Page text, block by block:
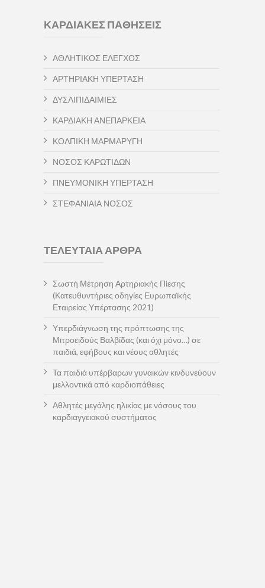
ΚΑΡΔΙΑΚΕΣ ΠΑΘΗΣΕΙΣ
ΑΘΛΗΤΙΚΟΣ ΕΛΕΓΧΟΣ
ΑΡΤΗΡΙΑΚΗ ΥΠΕΡΤΑΣΗ
ΔΥΣΛΙΠΙΔΑΙΜΙΕΣ
ΚΑΡΔΙΑΚΗ ΑΝΕΠΑΡΚΕΙΑ
ΚΟΛΠΙΚΗ ΜΑΡΜΑΡΥΓΗ
ΝΟΣΟΣ ΚΑΡΩΤΙΔΩΝ
ΠΝΕΥΜΟΝΙΚΗ ΥΠΕΡΤΑΣΗ
ΣΤΕΦΑΝΙΑΙΑ ΝΟΣΟΣ
ΤΕΛΕΥΤΑΙΑ ΑΡΘΡΑ
Σωστή Μέτρηση Αρτηριακής Πίεσης
(Κατευθυντήριες οδηγίες Ευρωπαϊκής
Εταιρείας Υπέρτασης 2021)
Υπερδιάγνωση της πρόπτωσης της
Μιτροειδούς Βαλβίδας (και όχι μόνο…) σε
παιδιά, εφήβους και νέους αθλητές
Τα παιδιά υπέρβαρων γυναικών κινδυνεύουν
μελλοντικά από καρδιοπάθειες
Αθλητές μεγάλης ηλικίας με νόσους του
καρδιαγγειακού συστήματος